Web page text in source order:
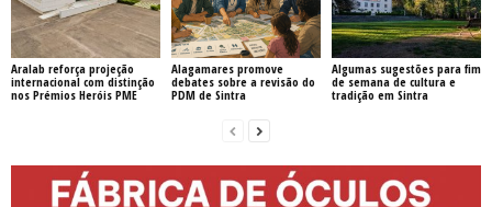
Aralab reforça projeção
internacional com distinção
nos Prémios Heróis PME
Alagamares promove
debates sobre a revisão do
PDM de Sintra
Algumas sugestões para fim
de semana de cultura e
tradição em Sintra